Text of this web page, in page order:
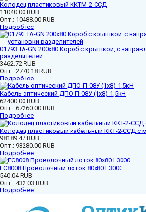
Колодец пластиковый ККТМ-2-ССД
11040.00 RUB
Опт.: 10488.00 RUB
Подробнее
01793 ТА-GN 200x80 Короб с крышкой, с
разделителей
3462.72 RUB
Опт.: 2770.18 RUB
Подробнее
Кабель оптический ДПО-П-08У (1х8)-1,5кН
62400.00 RUB
Опт.: 67260.00 RUB
Подробнее
Колодец пластиковый кабельный ККТ-2-ССД с
98189.47 RUB
Опт.: 93280.00 RUB
Подробнее
FC8008 Проволочный лоток 80х80 L3000
540.04 RUB
Опт.: 432.03 RUB
Подробнее